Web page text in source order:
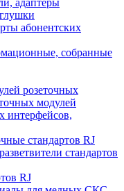
адаптеры
абонентских
собранные
розеточных
модулей
интерфейсов,
стандартов RJ
стандартов
RJ